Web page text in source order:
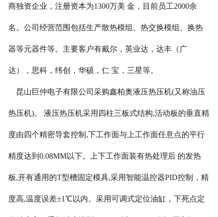
商独资企业，注册资本为1300万美 金，目前员工2000余
名。公司经营范围包括生产散热模组、热交换模组、换热
器等元器件等。主要客户有戴尔，英业达，达丰（广
达），思科，纬创，华硕，仁 宝，三星等。
昆山巨仲电子有限公司采购鑫柏奥液压热压机(又称油压
热压机)。 液压热压机采用四柱三板式结构,活动板的垂直精
度由四个精密导套控制,下工作面与上工作面任意点的平行
精度达到0.08MM以下。上下工作面装有热处理后 的发热
板,开有通用的T型槽固定模具,采用智能温控器PID控制，精
度高,温度误差±1℃以内。采用可调式定位油缸，下死点定